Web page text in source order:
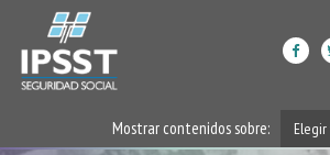
Mostrar contenidos sobre: